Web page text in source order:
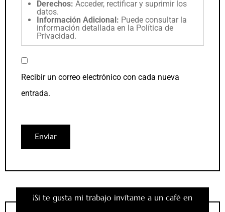
Derechos: Acceder, rectificar y suprimir los
datos.
Información Adicional: Puede consultar la
información detallada en la Política de
Privacidad.
Recibir un correo electrónico con cada nueva
entrada.
¡Si te gusta mi trabajo invítame a un café en